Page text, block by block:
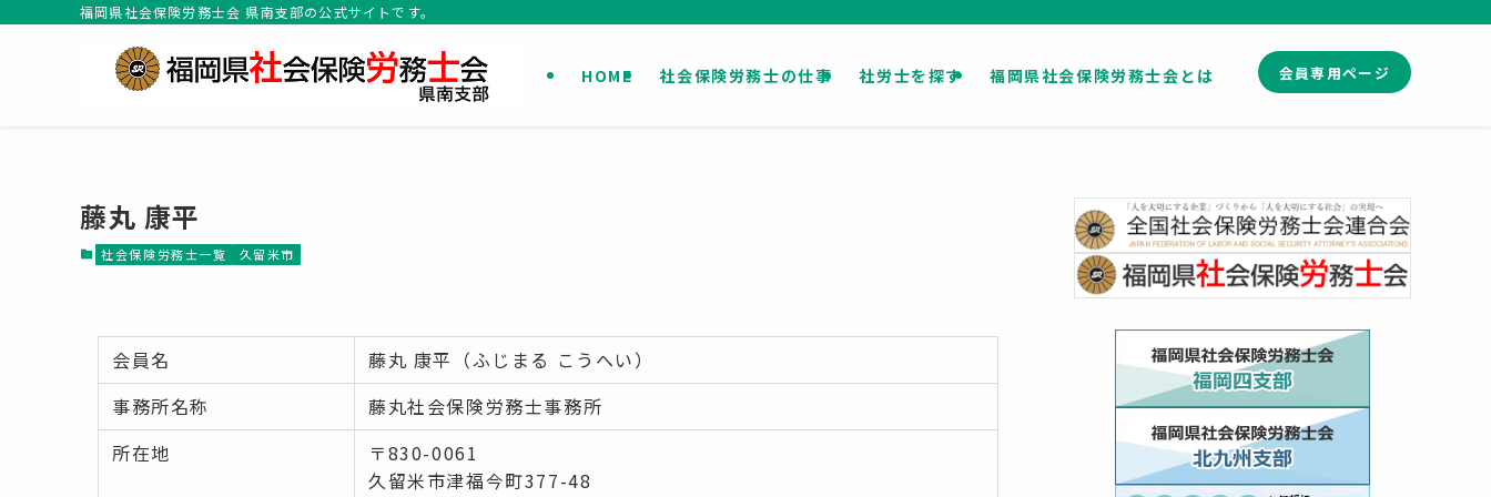
福岡県社会保険労務士会 県南支部の公式サイトです。
HOME 社会保険労務士の仕事 社労士を探す 福岡県社会保険労務士会とは 会員専用ページ
藤丸 康平
社会保険労務士一覧 久留米市
会員名
藤丸 康平（ふじまる こうへい）
事務所名称
藤丸社会保険労務士事務所
所在地
〒830-0061
久留米市津福今町377-48